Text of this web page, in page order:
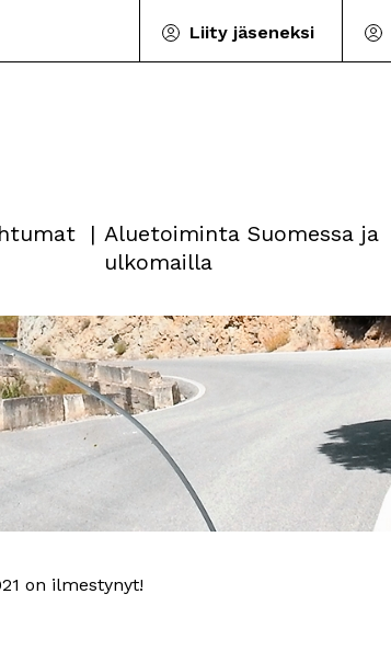
Liity jäseneksi
Aluetoiminta Suomessa ja
ulkomailla
on ilmestynyt!